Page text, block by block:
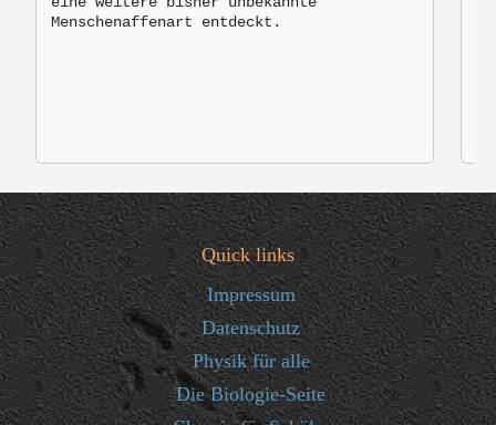
Menschenaffenart entdeckt.
Quick links
Impressum
Datenschutz
Physik für alle
Die Biologie-Seite